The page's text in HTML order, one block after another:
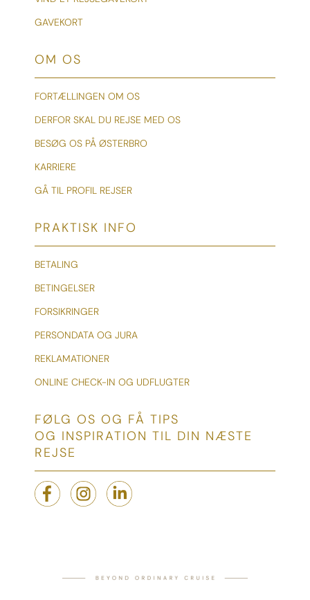
GAVEKORT
OM OS
FORTÆLLINGEN OM OS
DERFOR SKAL DU REJSE MED OS
BESØG OS PÅ ØSTERBRO
KARRIERE
GÅ TIL PROFIL REJSER
PRAKTISK INFO
BETALING
BETINGELSER
FORSIKRINGER
PERSONDATA OG JURA
REKLAMATIONER
ONLINE CHECK-IN OG UDFLUGTER
FØLG OS OG FÅ TIPS
OG INSPIRATION TIL DIN NÆSTE
REJSE